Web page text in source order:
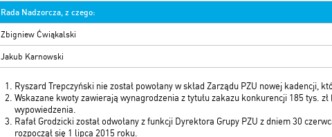
Rada Nadzorcza, z czego:
Zbigniew Ćwiąkalski
Jakub Karnowski
Ryszard Trepczyński nie został powołany w skład Zarządu PZU nowej kadencji,
Wskazane kwoty zawierają wynagrodzenia z tytułu zakazu konkurencji 185 tys.
wypowiedzenia.
Rafał Grodzicki został odwołany z funkcji Dyrektora Grupy PZU z dniem 30
rozpoczął się 1 lipca 2015 roku.